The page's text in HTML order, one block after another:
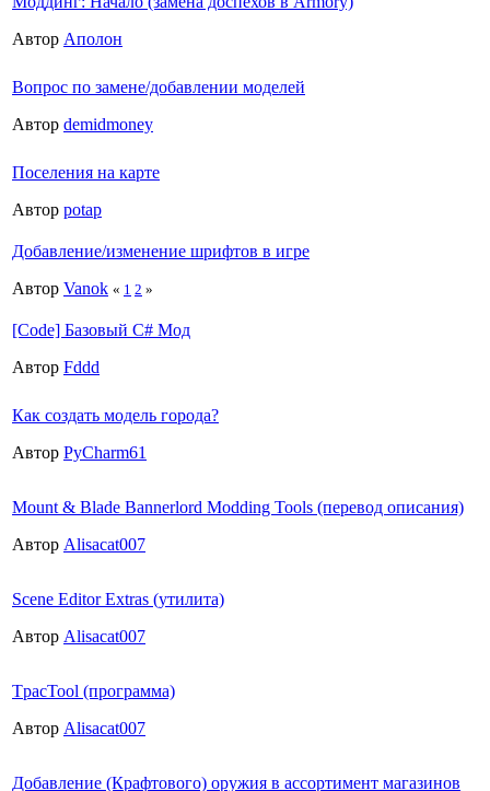
Автор Аполон
Вопрос по замене/добавлении моделей
Автор demidmoney
Поселения на карте
Автор potap
Добавление/изменение шрифтов в игре
Автор Vanok « 1 2 »
[Code] Базовый C# Мод
Автор Fddd
Как создать модель города?
Автор PyCharm61
Mount & Blade Bannerlord Modding Tools (перевод описания)
Автор Alisacat007
Scene Editor Extras (утилита)
Автор Alisacat007
TpacTool (программа)
Автор Alisacat007
Добавление (Крафтового) оружия в ассортимент магазинов